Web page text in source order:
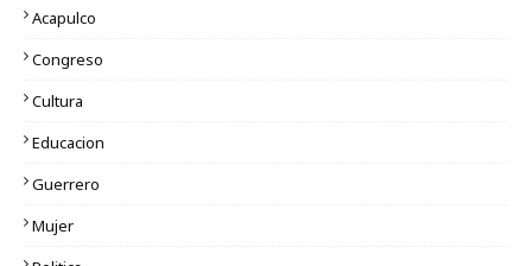
Acapulco
Congreso
Cultura
Educacion
Guerrero
Mujer